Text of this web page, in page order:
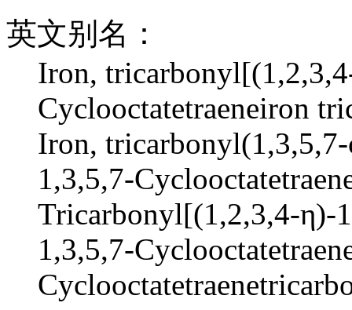
英文别名：
Iron,
Cyclooctatetraeneiron
Iron,
1,3,5,7-
Tricarbonyl[(1,2,3,4-η)-
1,3,5,7-